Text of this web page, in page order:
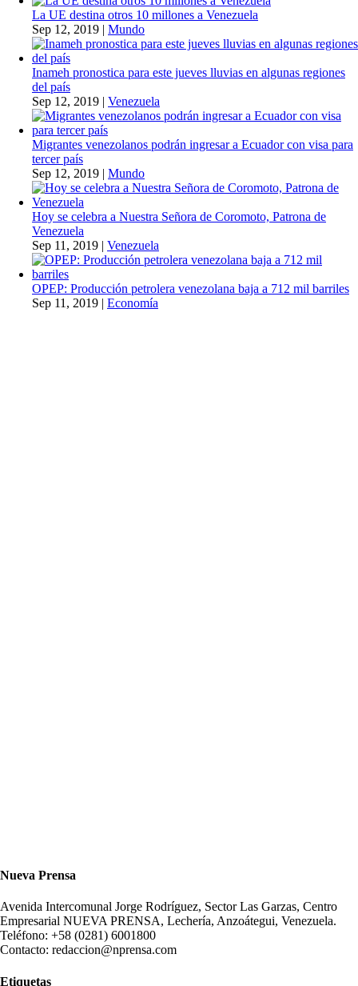
La UE destina otros 10 millones a Venezuela
Sep 12, 2019 | Mundo
Inameh pronostica para este jueves lluvias en algunas regiones
del país
Sep 12, 2019 | Venezuela
Migrantes venezolanos podrán ingresar a Ecuador con visa para
tercer país
Sep 12, 2019 | Mundo
Hoy se celebra a Nuestra Señora de Coromoto, Patrona de
Venezuela
Sep 11, 2019 | Venezuela
OPEP: Producción petrolera venezolana baja a 712 mil barriles
Sep 11, 2019 | Economía
Nueva Prensa
Avenida Intercomunal Jorge Rodríguez, Sector Las Garzas, Centro
Empresarial NUEVA PRENSA, Lechería, Anzoátegui, Venezuela.
Teléfono: +58 (0281) 6001800
Contacto: redaccion@nprensa.com
Etiquetas